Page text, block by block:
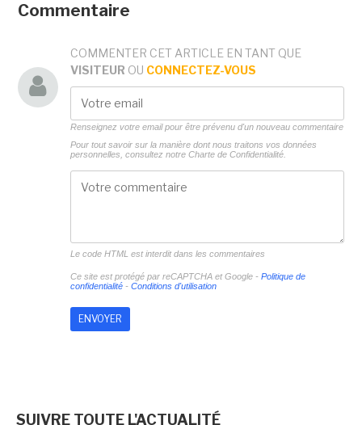
Commentaire
COMMENTER CET ARTICLE EN TANT QUE
VISITEUR OU CONNECTEZ-VOUS
Renseignez votre email pour être prévenu d'un nouveau commentaire
Pour tout savoir sur la manière dont nous traitons vos données
personnelles, consultez notre Charte de Confidentialité.
Le code HTML est interdit dans les commentaires
Ce site est protégé par reCAPTCHA et Google - Politique de
confidentialité- Conditions d'utilisation
SUIVRE TOUTE L'ACTUALITÉ